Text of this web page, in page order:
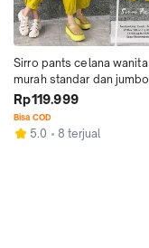
Sirro pants celana wanita
murah standar dan jumbo
Rp119.999
Bisa COD
5.0 8 terjual